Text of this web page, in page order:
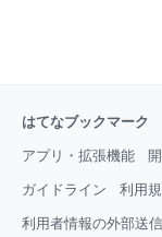
はてなブックマーク
アプリ・拡張機能
ガイドライン 利用
利用者情報の外部送